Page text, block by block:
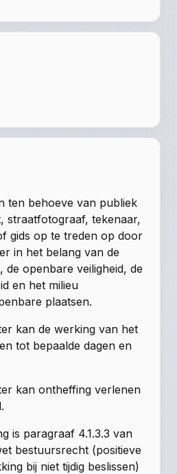
ten behoeve van publiek
straatfotograaf, tekenaar,
gids op te treden op door
in het belang van de
de openbare veiligheid, de
en het milieu
plaatsen.
kan de werking van het
tot bepaalde dagen en
kan ontheffing verlenen
is paragraaf 4.1.3.3 van
bestuursrecht (positieve
bij niet tijdig beslissen)